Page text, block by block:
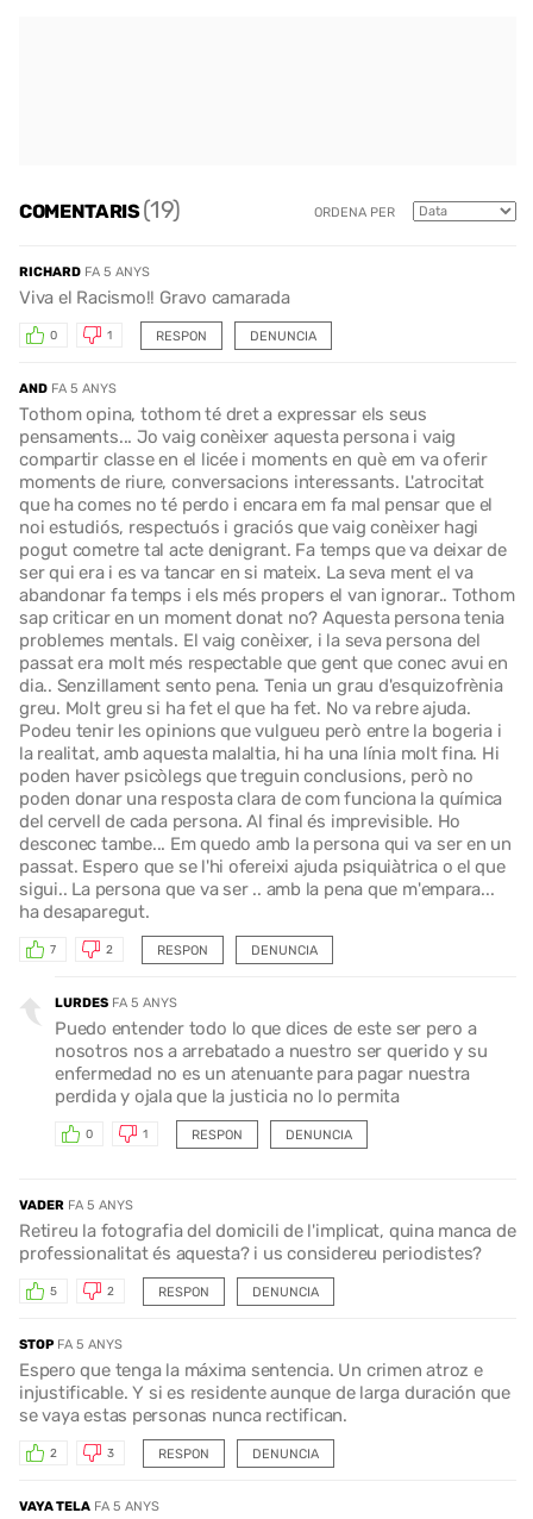
COMENTARIS(19) ORDENA PER
RICHARD FA 5 ANYS
Viva el Racismo!! Gravo camarada
RESPON
0 1 DENUNCIA
AND FA 5 ANYS
Tothom opina, tothom té dret a expressar els seus
pensaments... Jo vaig conèixer aquesta persona i vaig
compartir classe en el licée i moments en què em va oferir
moments de riure, conversacions interessants. L'atrocitat
que ha comes no té perdo i encara em fa mal pensar que el
noi estudiós, respectuós i graciós que vaig conèixer hagi
pogut cometre tal acte denigrant. Fa temps que va deixar de
ser qui era i es va tancar en si mateix. La seva ment el va
abandonar fa temps i els més propers el van ignorar.. Tothom
sap criticar en un moment donat no? Aquesta persona tenia
problemes mentals. El vaig conèixer, i la seva persona del
passat era molt més respectable que gent que conec avui en
dia.. Senzillament sento pena. Tenia un grau d'esquizofrènia
greu. Molt greu si ha fet el que ha fet. No va rebre ajuda.
Podeu tenir les opinions que vulgueu però entre la bogeria i
la realitat, amb aquesta malaltia, hi ha una línia molt fina. Hi
poden haver psicòlegs que treguin conclusions, però no
poden donar una resposta clara de com funciona la química
del cervell de cada persona. Al final és imprevisible. Ho
desconec tambe... Em quedo amb la persona qui va ser en un
passat. Espero que se l'hi ofereixi ajuda psiquiàtrica o el que
sigui.. La persona que va ser .. amb la pena que m'empara...
ha desaparegut.
RESPON
7 2 DENUNCIA
LURDES FA 5 ANYS
Puedo entender todo lo que dices de este ser pero a
nosotros nos a arrebatado a nuestro ser querido y su
enfermedad no es un atenuante para pagar nuestra
perdida y ojala que la justicia no lo permita
RESPON
0 1 DENUNCIA
VADER FA 5 ANYS
Retireu la fotografia del domicili de l'implicat, quina manca de
professionalitat és aquesta? i us considereu periodistes?
RESPON
5 2 DENUNCIA
STOP FA 5 ANYS
Espero que tenga la máxima sentencia. Un crimen atroz e
injustificable. Y si es residente aunque de larga duración que
se vaya estas personas nunca rectifican.
RESPON
2 3 DENUNCIA
VAYA TELA FA 5 ANYS